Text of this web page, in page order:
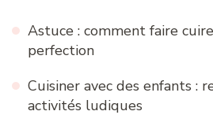
Astuce : comment faire
perfection
Cuisiner avec des enfants :
activités ludiques